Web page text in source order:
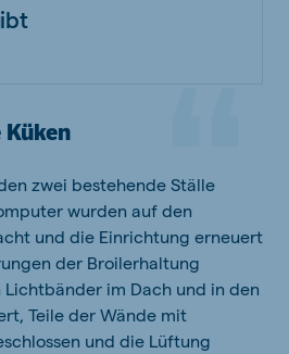
Küken
zwei bestehende Ställe
wurden auf den
und die Einrichtung erneuert
der Broilerhaltung
Lichtbänder im Dach und in den
Teile der Wände mit
und die Lüftung